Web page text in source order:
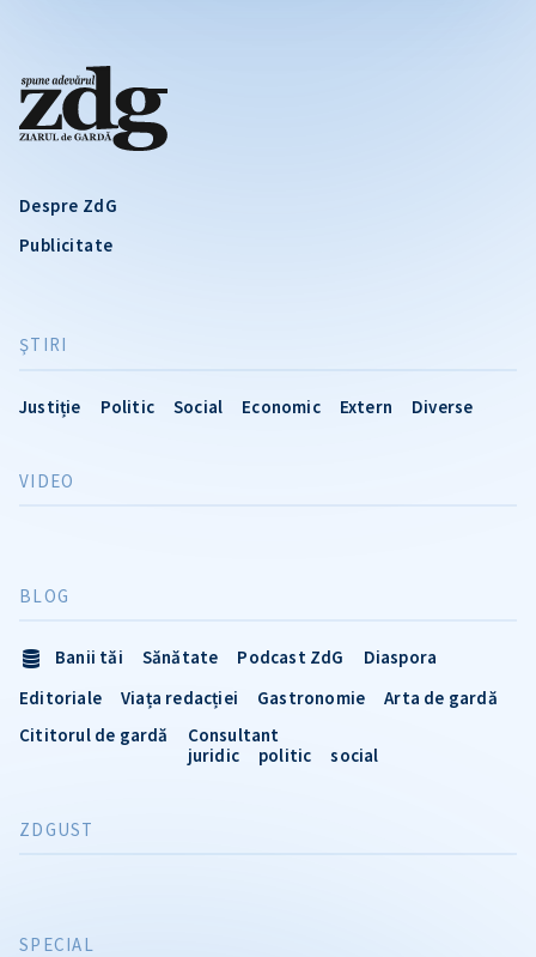
Despre ZdG
Publicitate
ŞTIRI
Justiție Politic Social Economic Extern Diverse
VIDEO
SPECIAL
BLOG
Banii tăi Sănătate Podcast ZdG
Diaspora
Editoriale
Viața redacției Gastronomie
Arta de gardă
Cititorul de gardă
Consultant
juridic
politic social
ZDGUST